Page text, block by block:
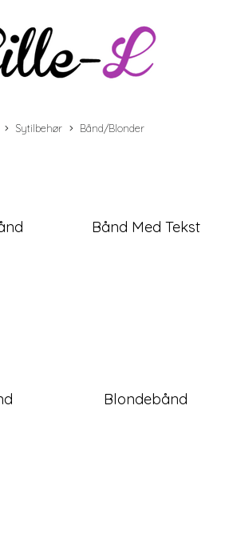
Sytilbehør Bånd/Blonder
Bånd Med Tekst
Blondebånd